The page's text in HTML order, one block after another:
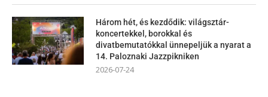
Három hét, és kezdődik: világsztár-
koncertekkel, borokkal és
divatbemutatókkal ünnepeljük a nyarat a
14. Paloznaki Jazzpikniken
2026-07-24